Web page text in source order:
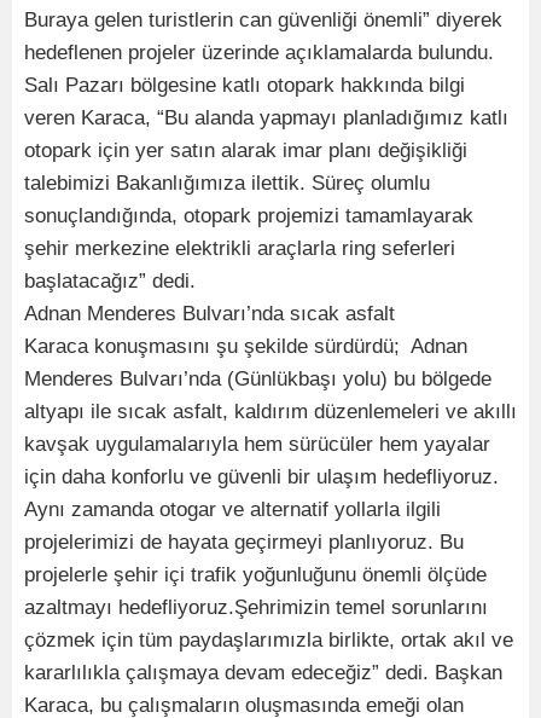
Buraya gelen turistlerin can güvenliği önemli” diyerek
hedeflenen projeler üzerinde açıklamalarda bulundu.
Salı Pazarı bölgesine katlı otopark hakkında bilgi
veren Karaca, “Bu alanda yapmayı planladığımız katlı
otopark için yer satın alarak imar planı değişikliği
talebimizi Bakanlığımıza ilettik. Süreç olumlu
sonuçlandığında, otopark projemizi tamamlayarak
şehir merkezine elektrikli araçlarla ring seferleri
başlatacağız” dedi.
Adnan Menderes Bulvarı’nda sıcak asfalt
Karaca konuşmasını şu şekilde sürdürdü; Adnan
Menderes Bulvarı’nda (Günlükbaşı yolu) bu bölgede
altyapı ile sıcak asfalt, kaldırım düzenlemeleri ve akıllı
kavşak uygulamalarıyla hem sürücüler hem yayalar
için daha konforlu ve güvenli bir ulaşım hedefliyoruz.
Aynı zamanda otogar ve alternatif yollarla ilgili
projelerimizi de hayata geçirmeyi planlıyoruz. Bu
projelerle şehir içi trafik yoğunluğunu önemli ölçüde
azaltmayı hedefliyoruz.Şehrimizin temel sorunlarını
çözmek için tüm paydaşlarımızla birlikte, ortak akıl ve
kararlılıkla çalışmaya devam edeceğiz” dedi. Başkan
Karaca, bu çalışmaların oluşmasında emeği olan